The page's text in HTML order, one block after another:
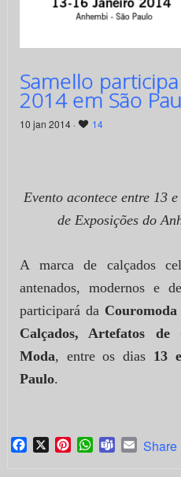
Samello
2014 em São
10 jan 2014 · 14
Evento acontece entre 13
de Exposições do
A marca de calçados
antenados, modernos e
participará da
Calçados, Artefatos
Moda, entre os dias 13
Paulo.
Facebook
X PinterestWhatsApp
TeamsEmail
Share